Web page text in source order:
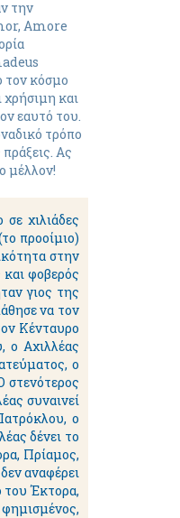
την
Amore
τον κόσμο
χρήσιμη και
εαυτό του.
τρόπο
Ας
μέλλον!
χιλιάδες
προοίμιο)
στην
και φοβερός
γιος της
να τον
Κένταυρο
ο Αχιλλέας
ο
στενότερος
συναινεί
ο
δένει το
Πρίαμος,
αναφέρει
του Έκτορα,
φημισμένος,